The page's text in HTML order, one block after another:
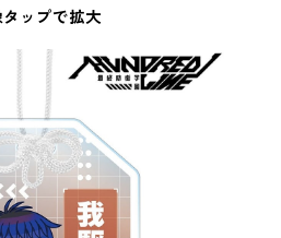
ップで拡大